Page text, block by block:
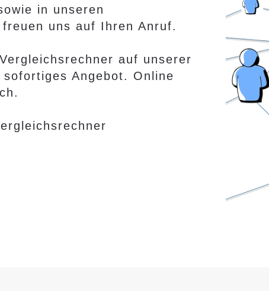
in unseren
uns auf Ihren Anruf.
auf unserer
Angebot. Online